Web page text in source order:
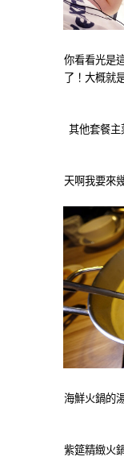
你看看光是
了！大概就
其他套餐主
天啊我要來
海鮮火鍋的
紫筵精緻火